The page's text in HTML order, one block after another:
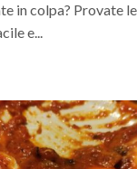
in colpa? Provate
e...